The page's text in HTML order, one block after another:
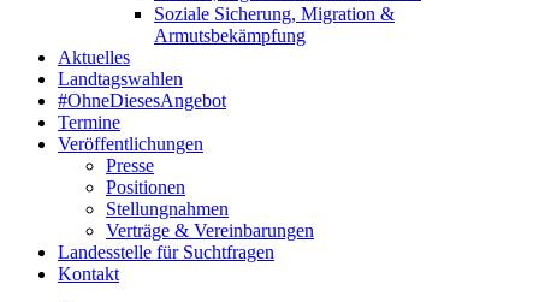
Soziale Sicherung, Migration &
Armutsbekämpfung
Aktuelles
Landtagswahlen
#OhneDiesesAngebot
Termine
Veröffentlichungen
Presse
Positionen
Stellungnahmen
Verträge & Vereinbarungen
Landesstelle für Suchtfragen
Kontakt